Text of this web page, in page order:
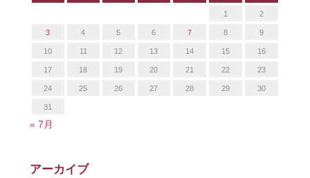
1 2
3 4 5 6 7 8 9
10 11 12 13 14 15 16
17 18 19 20 21 22 23
24 25 26 27 28 29 30
31
« 7月
アーカイブ